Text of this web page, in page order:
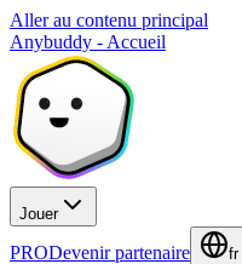
Aller au contenu principal
Anybuddy - Accueil
Jouer
PRODevenir partenaire fr